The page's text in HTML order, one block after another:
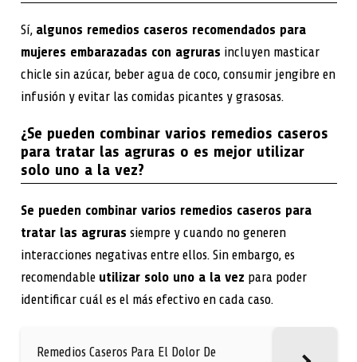
Sí, algunos remedios caseros recomendados para
mujeres embarazadas con agruras incluyen masticar
chicle sin azúcar, beber agua de coco, consumir jengibre en
infusión y evitar las comidas picantes y grasosas.
¿Se pueden combinar varios remedios caseros
para tratar las agruras o es mejor utilizar
solo uno a la vez?
Se pueden combinar varios remedios caseros para
tratar las agruras siempre y cuando no generen
interacciones negativas entre ellos. Sin embargo, es
recomendable utilizar solo uno a la vez para poder
identificar cuál es el más efectivo en cada caso.
Remedios Caseros Para El Dolor De